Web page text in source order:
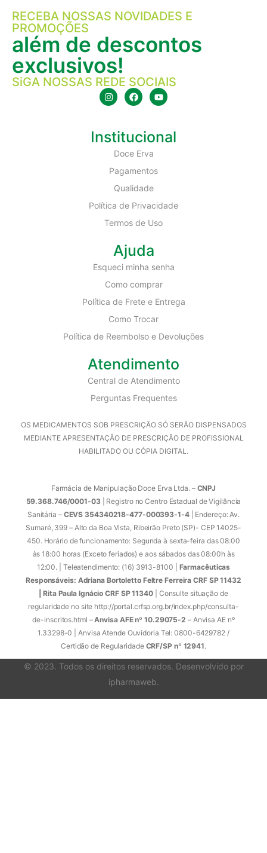
RECEBA NOSSAS NOVIDADES E
PROMOÇÕES
além de descontos
exclusivos!
SiGA NOSSAS REDE SOCIAIS
Institucional
Doce Erva
Pagamentos
Qualidade
Política de Privacidade
Termos de Uso
Ajuda
Esqueci minha senha
Como comprar
Política de Frete e Entrega
Como Trocar
Política de Reembolso e Devoluções
Atendimento
Central de Atendimento
Perguntas Frequentes
OS MEDICAMENTOS SOB PRESCRIÇÃO SÓ SERÃO DISPENSADOS
MEDIANTE APRESENTAÇÃO DE PRESCRIÇÃO DE PROFISSIONAL
HABILITADO OU CÓPIA DIGITAL.
Farmácia de Manipulação Doce Erva Ltda. – CNPJ
59.368.746/0001-03| Registro no Centro Estadual de Vigilância
Sanitária –CEVS 354340218-477-000393-1-4| Endereço: Av.
Sumaré, 399 – Alto da Boa Vista, Ribeirão Preto (SP)- CEP 14025-
450. Horário de funcionamento: Segunda à sexta-feira das 08:00
às 18:00 horas (Exceto feriados) e aos sábados das 08:00h às
12:00. | Teleatendimento: (16) 3913-8100 | Farmacêuticas
Responsáveis: Adriana Bortoletto Feltre Ferreira CRF SP 11432
| Rita Paula Ignácio CRF SP 11340 | Consulte situação de
regularidade no site http://portal.crfsp.org.br/index.php/consulta-
de-inscritos.html –Anvisa AFE nº 10.29075-2 – Anvisa AE nº
1.33298-0 | Anvisa Atende Ouvidoria Tel: 0800-6429782 /
Certidão de Regularidade CRF/SP nº 12941.
© 2023. Todos os direitos reservados. Desenvolvido por
ipharmaweb.